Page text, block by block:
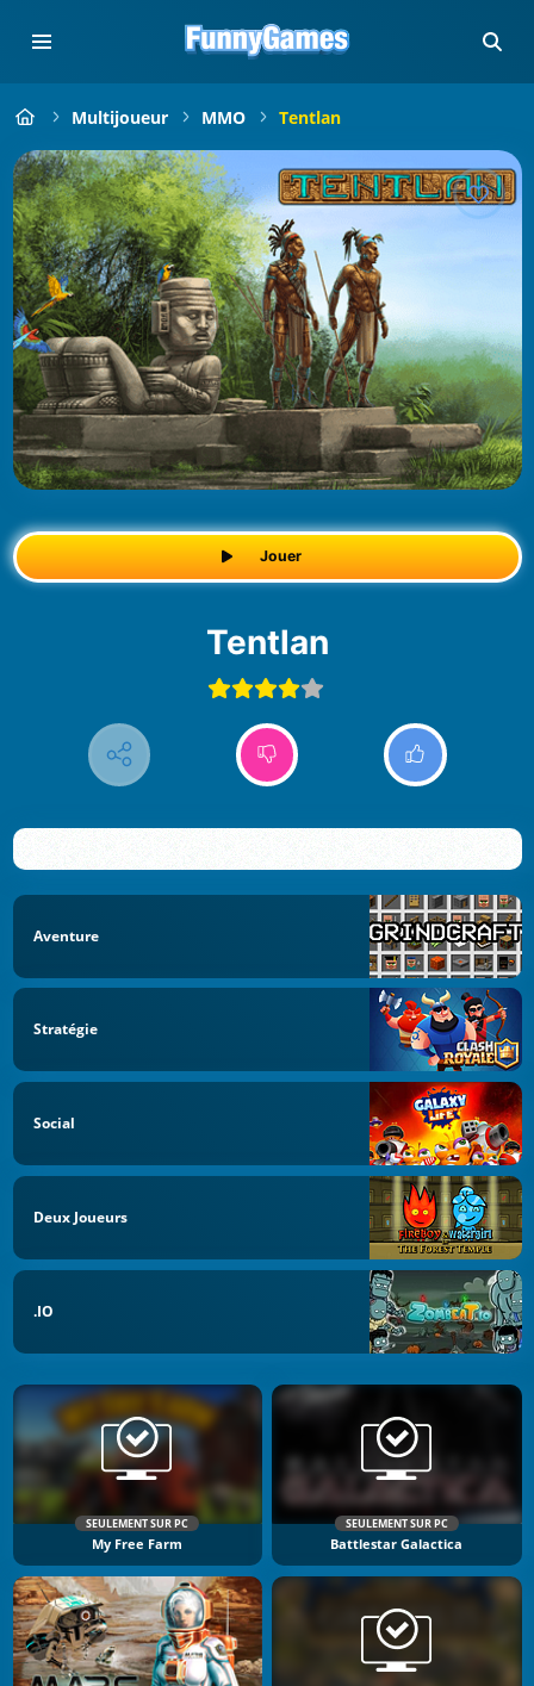
Multijoueur MMO Tentlan
Jouer
Tentlan
Aventure
Stratégie
Social
Deux Joueurs
.IO
SEULEMENT SUR PC
My Free Farm
SEULEMENT SUR PC
Battlestar Galactica